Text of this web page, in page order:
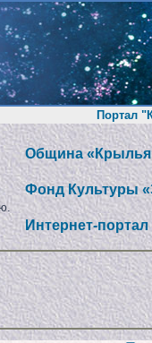
Портал
Община «Крылья
Фонд Культуры
Интернет-